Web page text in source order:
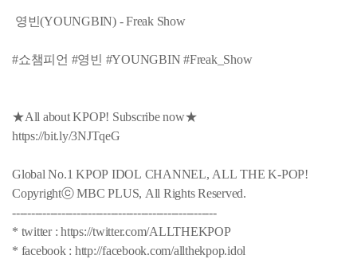
영빈(YOUNGBIN) - Freak Show
#쇼챔피언 #영빈 #YOUNGBIN #Freak_Show
★All about KPOP! Subscribe now★
https://bit.ly/3NJTqeG
Global No.1 KPOP IDOL CHANNEL, ALL THE K-POP!
Copyrightⓒ MBC PLUS, All Rights Reserved.
------------------------------------------------------
* twitter : https://twitter.com/ALLTHEKPOP
* facebook : http://facebook.com/allthekpop.idol